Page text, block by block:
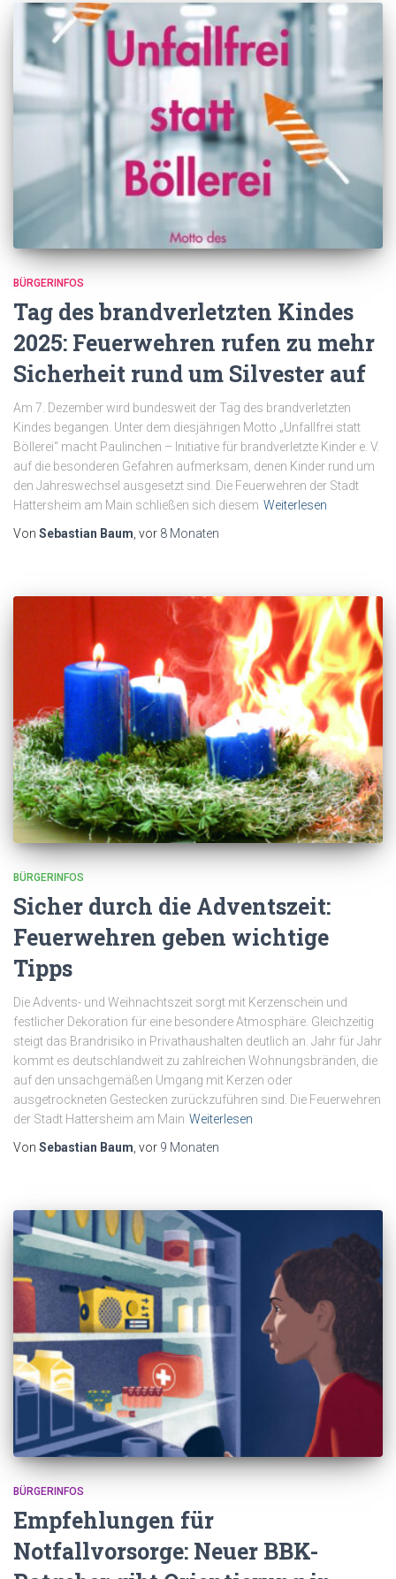
BÜRGERINFOS
Tag des brandverletzten Kindes
2025: Feuerwehren rufen zu mehr
Sicherheit rund um Silvester auf
Am 7. Dezember wird bundesweit der Tag des brandverletzten
Kindes begangen. Unter dem diesjährigen Motto „Unfallfrei statt
Böllerei“ macht Paulinchen – Initiative für brandverletzte Kinder e. V.
auf die besonderen Gefahren aufmerksam, denen Kinder rund um
den Jahreswechsel ausgesetzt sind. Die Feuerwehren der Stadt
Hattersheim am Main schließen sich diesem Weiterlesen
Von Sebastian Baum, vor 8 Monaten
BÜRGERINFOS
Sicher durch die Adventszeit:
Feuerwehren geben wichtige
Tipps
Die Advents- und Weihnachtszeit sorgt mit Kerzenschein und
festlicher Dekoration für eine besondere Atmosphäre. Gleichzeitig
steigt das Brandrisiko in Privathaushalten deutlich an. Jahr für Jahr
kommt es deutschlandweit zu zahlreichen Wohnungsbränden, die
auf den unsachgemäßen Umgang mit Kerzen oder
ausgetrockneten Gestecken zurückzuführen sind. Die Feuerwehren
der Stadt Hattersheim am Main Weiterlesen
Von Sebastian Baum , vor 9 Monaten
BÜRGERINFOS
Empfehlungen für
Notfallvorsorge: Neuer BBK-